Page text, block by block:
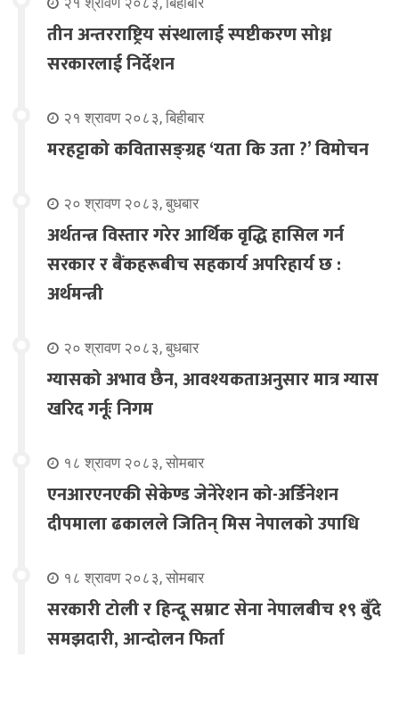
तीन अन्तरराष्ट्रिय संस्थालाई स्पष्टीकरण सोध्न
सरकारलाई निर्देशन
२१ श्रावण २०८३, बिहीबार
मरहट्टाको कवितासङ्ग्रह ‘यता कि उता ?’ विमोचन
२० श्रावण २०८३, बुधबार
अर्थतन्त्र विस्तार गरेर आर्थिक वृद्धि हासिल गर्न
सरकार र बैंकहरूबीच सहकार्य अपरिहार्य छ :
अर्थमन्त्री
२० श्रावण २०८३, बुधबार
ग्यासको अभाव छैन, आवश्यकताअनुसार मात्र ग्यास
खरिद गर्नूः निगम
१८ श्रावण २०८३, सोमबार
एनआरएनएकी सेकेण्ड जेनेरेशन को-अर्डिनेशन
दीपमाला ढकालले जितिन् मिस नेपालको उपाधि
१८ श्रावण २०८३, सोमबार
सरकारी टोली र हिन्दू सम्राट सेना नेपालबीच १९ बुँदे
समझदारी, आन्दोलन फिर्ता